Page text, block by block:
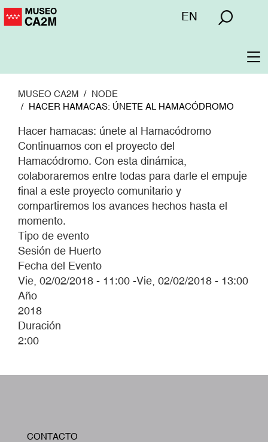
Pasar
Menú
EN
MUSEO CA2M
NODE
HACER HAMACAS: ÚNETE AL HAMACÓDROMO
Hacer hamacas: únete al Hamacódromo
Continuamos con el proyecto del
Hamacódromo. Con esta dinámica,
colaboraremos entre todas para darle el empuje
final a este proyecto comunitario y
compartiremos los avances hechos hasta el
momento.
Tipo de evento
Sesión de Huerto
Fecha del Evento
Vie, 02/02/2018 - 11:00 -Vie, 02/02/2018 - 13:00
Año
2018
Duración
2:00
CONTACTO